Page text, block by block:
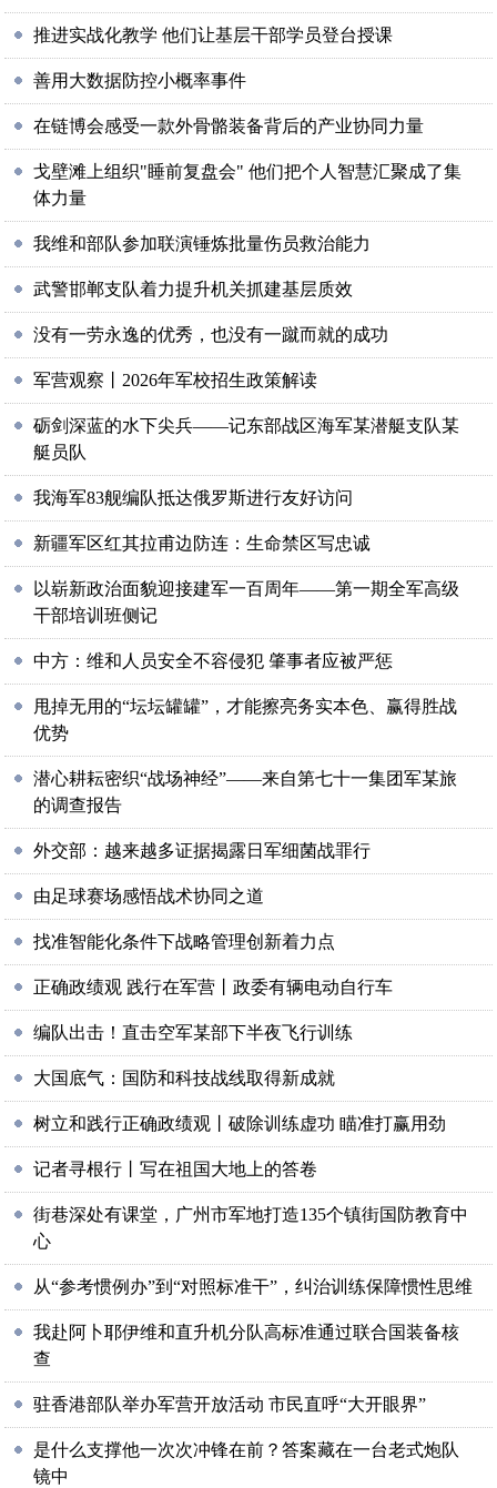
推进实战化教学 他们让基层干部学员登台授课
善用大数据防控小概率事件
在链博会感受一款外骨骼装备背后的产业协同力量
戈壁滩上组织"睡前复盘会" 他们把个人智慧汇聚成了集
体力量
我维和部队参加联演锤炼批量伤员救治能力
武警邯郸支队着力提升机关抓建基层质效
没有一劳永逸的优秀，也没有一蹴而就的成功
军营观察丨2026年军校招生政策解读
砺剑深蓝的水下尖兵——记东部战区海军某潜艇支队某
艇员队
我海军83舰编队抵达俄罗斯进行友好访问
新疆军区红其拉甫边防连：生命禁区写忠诚
以崭新政治面貌迎接建军一百周年——第一期全军高级
干部培训班侧记
中方：维和人员安全不容侵犯 肇事者应被严惩
甩掉无用的“坛坛罐罐”，才能擦亮务实本色、赢得胜战
优势
潜心耕耘密织“战场神经”——来自第七十一集团军某旅
的调查报告
外交部：越来越多证据揭露日军细菌战罪行
由足球赛场感悟战术协同之道
找准智能化条件下战略管理创新着力点
正确政绩观 践行在军营丨政委有辆电动自行车
编队出击！直击空军某部下半夜飞行训练
大国底气：国防和科技战线取得新成就
树立和践行正确政绩观丨破除训练虚功 瞄准打赢用劲
记者寻根行丨写在祖国大地上的答卷
街巷深处有课堂，广州市军地打造135个镇街国防教育中
心
从“参考惯例办”到“对照标准干”，纠治训练保障惯性思维
我赴阿卜耶伊维和直升机分队高标准通过联合国装备核
查
驻香港部队举办军营开放活动 市民直呼“大开眼界”
是什么支撑他一次次冲锋在前？答案藏在一台老式炮队
镜中